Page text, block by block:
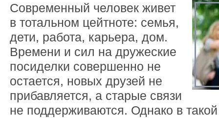
Современный человек живет
в тотальном цейтноте: семья,
дети, работа, карьера, дом.
Времени и сил на дружеские
посиделки совершенно не
остается, новых друзей не
прибавляется, а старые связи
не поддерживаются. Однако в